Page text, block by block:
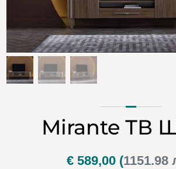
Mirante ТВ
€589,00(1151.98